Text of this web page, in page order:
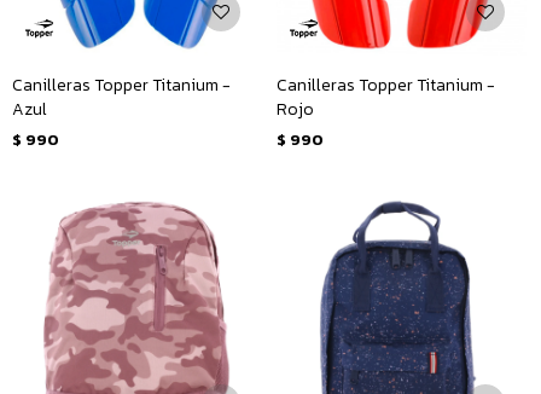
Canilleras Topper Titanium -
Azul
$ 990
Canilleras Topper Titanium -
Rojo
$ 990